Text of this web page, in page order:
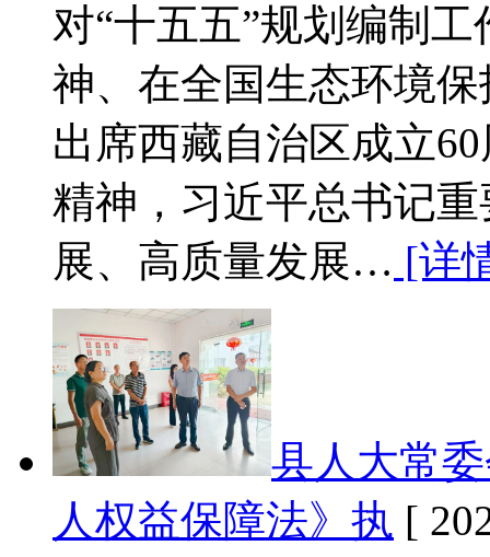
对“十五五”规划编制
神、在全国生态环境
出席西藏自治区成立
精神，习近平总书记
展、高质量发展… [详
县人大常
人权益保障法》执 [